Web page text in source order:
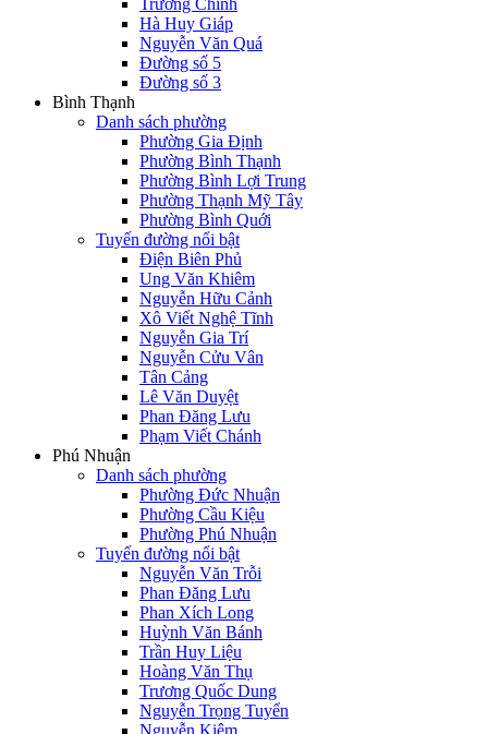
Trường Chinh
Hà Huy Giáp
Nguyễn Văn Quá
Đường số 5
Đường số 3
Bình Thạnh
Danh sách phường
Phường Gia Định
Phường Bình Thạnh
Phường Bình Lợi Trung
Phường Thạnh Mỹ Tây
Phường Bình Quới
Tuyến đường nổi bật
Điện Biên Phủ
Ung Văn Khiêm
Nguyễn Hữu Cảnh
Xô Viết Nghệ Tĩnh
Nguyễn Gia Trí
Nguyễn Cửu Vân
Tân Cảng
Lê Văn Duyệt
Phan Đăng Lưu
Phạm Viết Chánh
Phú Nhuận
Danh sách phường
Phường Đức Nhuận
Phường Cầu Kiệu
Phường Phú Nhuận
Tuyến đường nổi bật
Nguyễn Văn Trỗi
Phan Đăng Lưu
Phan Xích Long
Huỳnh Văn Bánh
Trần Huy Liệu
Hoàng Văn Thụ
Trương Quốc Dung
Nguyễn Trọng Tuyển
Nguyễn Kiệm